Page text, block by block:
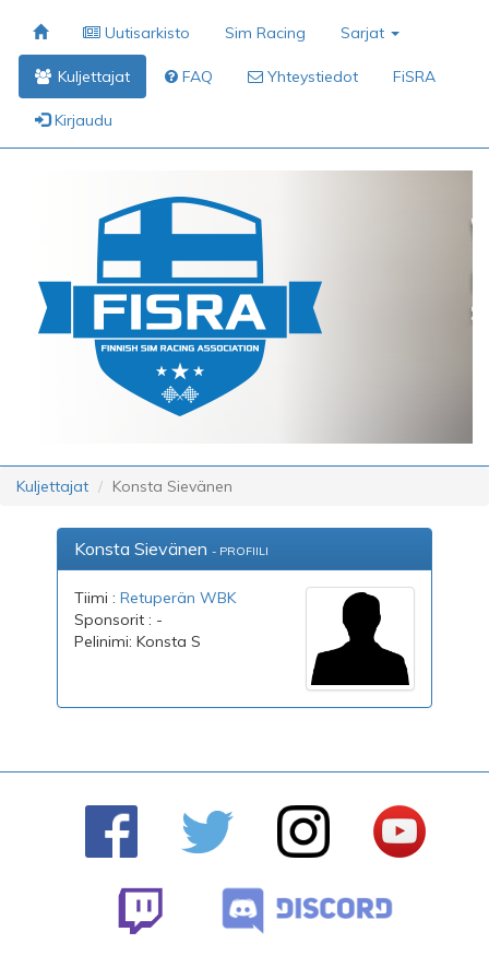
Uutisarkisto Sim Racing Sarjat
Kuljettajat FAQ Yhteystiedot FiSRA
Kirjaudu
Kuljettajat Konsta Sievänen
Konsta Sievänen - PROFIILI
Tiimi :Retuperän WBK
Sponsorit : -
Pelinimi: Konsta S